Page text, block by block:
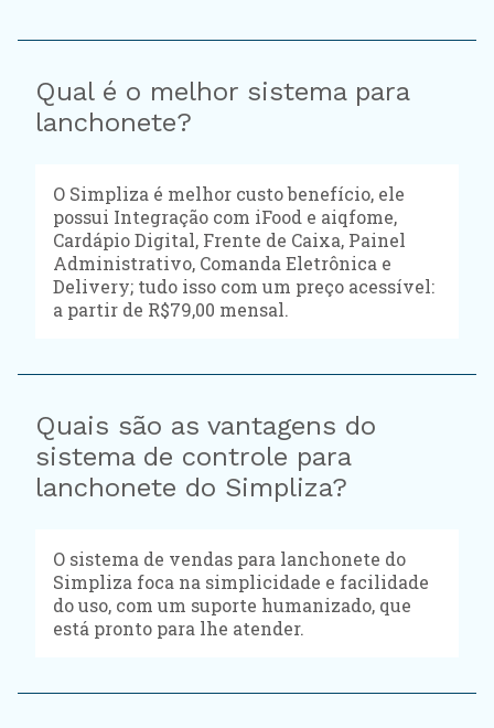
Qual é o melhor sistema para
lanchonete?
O Simpliza é melhor custo benefício, ele
possui Integração com iFood e aiqfome,
Cardápio Digital, Frente de Caixa, Painel
Administrativo, Comanda Eletrônica e
Delivery; tudo isso com um preço acessível:
a partir de R$79,00 mensal.
Quais são as vantagens do
sistema de controle para
lanchonete do Simpliza?
O sistema de vendas para lanchonete do
Simpliza foca na simplicidade e facilidade
do uso, com um suporte humanizado, que
está pronto para lhe atender.